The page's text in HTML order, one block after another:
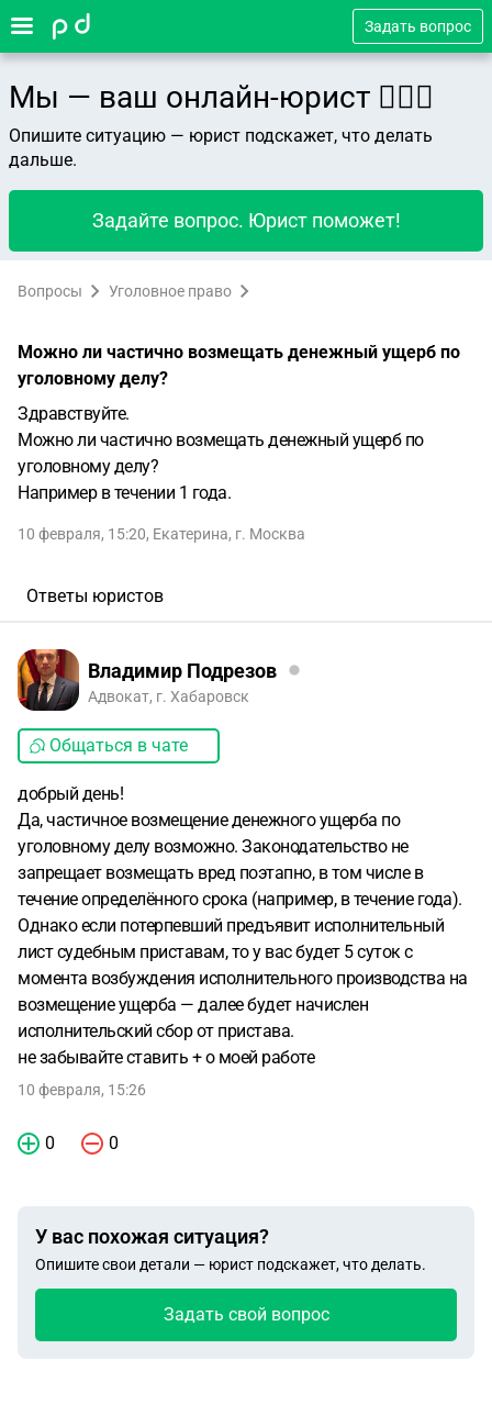
Задать вопрос
Мы — ваш онлайн-юрист 👨🏻‍⚖️
Опишите ситуацию — юрист подскажет, что делать
дальше.
Задайте вопрос. Юрист поможет!
Вопросы Уголовное право
Можно ли частично возмещать денежный ущерб по
уголовному делу?
Здравствуйте.
Можно ли частично возмещать денежный ущерб по
уголовному делу?
Например в течении 1 года.
10 февраля, 15:20, Екатерина, г. Москва
Ответы юристов
Владимир Подрезов
Адвокат, г. Хабаровск
Общаться в чате
добрый день!
Да, частичное возмещение денежного ущерба по
уголовному делу возможно. Законодательство не
запрещает возмещать вред поэтапно, в том числе в
течение определённого срока (например, в течение года).
Однако если потерпевший предъявит исполнительный
лист судебным приставам, то у вас будет 5 суток с
момента возбуждения исполнительного производства на
возмещение ущерба — далее будет начислен
исполнительский сбор от пристава.
не забывайте ставить + о моей работе
10 февраля, 15:26
0 0
У вас похожая ситуация?
Опишите свои детали — юрист подскажет, что делать.
Задать свой вопрос